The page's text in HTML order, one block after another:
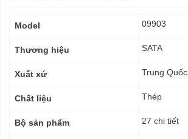
kỹ
Model 09903
Thương hiệu SATA
Xuất xứ Trung Quốc
Chất liệu Thép
Bộ sản phẩm 27 chi tiết